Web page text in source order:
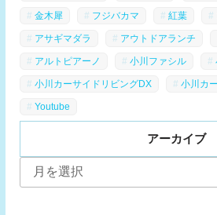
金木犀 フジバカマ 紅葉
アサギマダラ アウトドアランチ
アルトピアーノ 小川ファシル
小川カーサイドリビングDX 小川カ
Youtube
アーカイブ
ー